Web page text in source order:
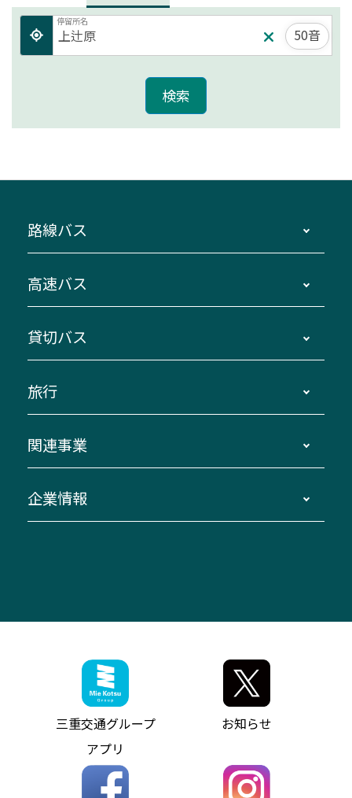
停留所名
50音
路線バス
主要停留所案内図・時刻表
路線バスのご利用方法
三重交通接近情報バスロケーションシステム
ダイヤ改正情報
迂回・休止について
臨時バスについて
伊勢二見鳥羽周遊バスCANばす
「みえブルーライン」（三重大学病院直通バ
神都ライナー
ミジュマルのラッピングバス（鈴鹿管内）
参宮バス
神都バス
パールシャトル
バス情報の見える化
高速バス
南紀・VISON～横浜・東京・埼玉
伊賀～名古屋
南紀～VISON～名古屋
湯の山温泉～名古屋
桑名・長島温泉・金城ふ頭駅～中部国際空港
（休止中）
お客様駐車場のご案内
アイコンの説明
インターネット予約
よくあるご質問
お問い合わせ
貸切バス
貸切バスのご利用について
お問い合わせ
旅行
貸切バス団体旅行
美し国周遊ばす
関連事業
自家用自動車車両運行管理
ザ・バスコレクション三重交通バスセット
三重交通公式グッズ
企業情報
ファンコーナー
お問い合わせ
お知らせ・最新情報一覧
ニュースリリース
お問い合わせ
個人情報保護方針
三重交通グループ
アプリ
お知らせ